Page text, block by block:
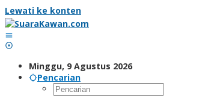
Lewati ke konten
Minggu, 9 Agustus 2026
Pencarian